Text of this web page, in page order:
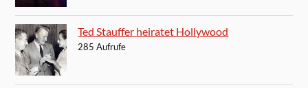
Ted Stauffer heiratet Hollywood
285 Aufrufe